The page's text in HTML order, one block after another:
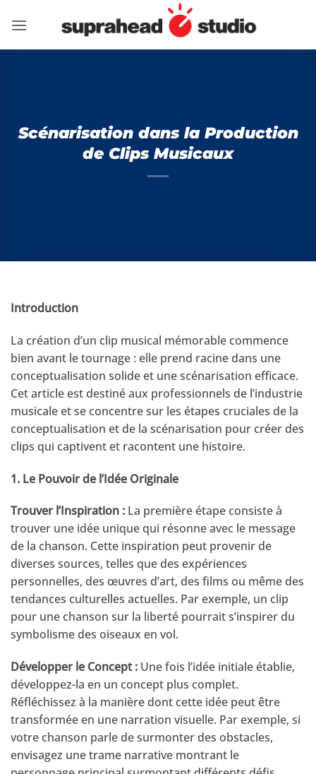
au
Scénarisation dans la Production
de Clips Musicaux
Introduction
La création d’un clip musical mémorable commence
bien avant le tournage : elle prend racine dans une
conceptualisation solide et une scénarisation efficace.
Cet article est destiné aux professionnels de l’industrie
musicale et se concentre sur les étapes cruciales de la
conceptualisation et de la scénarisation pour créer des
clips qui captivent et racontent une histoire.
1. Le Pouvoir de l’Idée Originale
Trouver l’Inspiration : La première étape consiste à
trouver une idée unique qui résonne avec le message
de la chanson. Cette inspiration peut provenir de
diverses sources, telles que des expériences
personnelles, des œuvres d’art, des films ou même des
tendances culturelles actuelles. Par exemple, un clip
pour une chanson sur la liberté pourrait s’inspirer du
symbolisme des oiseaux en vol.
Développer le Concept : Une fois l’idée initiale établie,
développez-la en un concept plus complet.
Réfléchissez à la manière dont cette idée peut être
transformée en une narration visuelle. Par exemple, si
votre chanson parle de surmonter des obstacles,
envisagez une trame narrative montrant le